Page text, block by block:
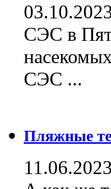
СЭС в
СЭС ...
Пляжные